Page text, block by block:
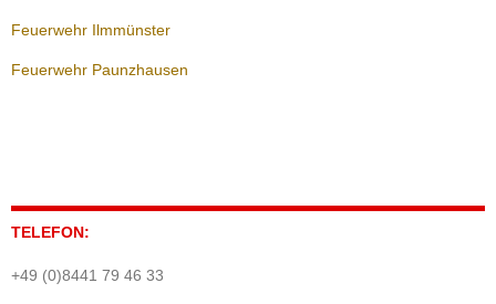
Feuerwehr Ilmmünster
Feuerwehr Paunzhausen
TELEFON:
+49 (0)8441 79 46 33